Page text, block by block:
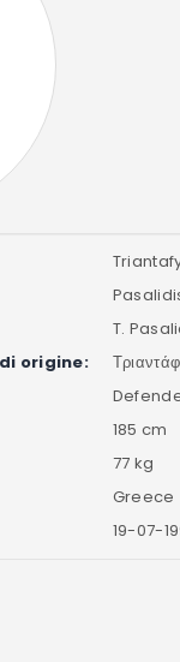
T.
origine:
185 cm
77 kg
Greece
19-07-